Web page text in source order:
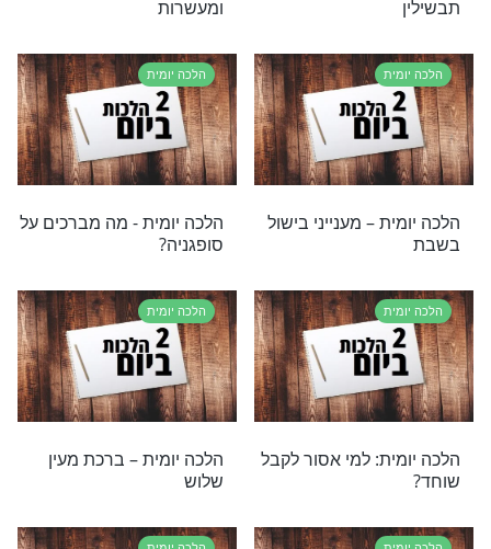
ג' בטבת - ברכת העץ - הנוסח הנכון ומה מברכים
– הלכות עירוב
הלכה יומית
הלכה יומית – תרומות